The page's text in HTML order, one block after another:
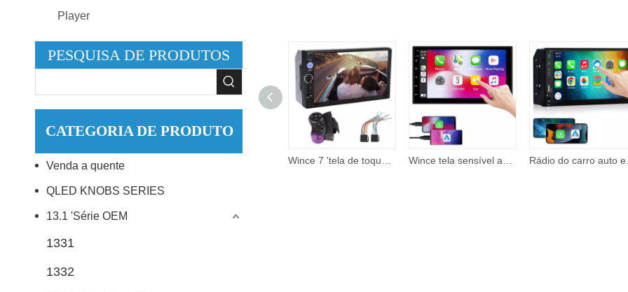
Player
PESQUISA DE PRODUTOS
CATEGORIA DE PRODUTO
Venda a quente
QLED KNOBS SERIES
13.1 'Série OEM
1331
1332